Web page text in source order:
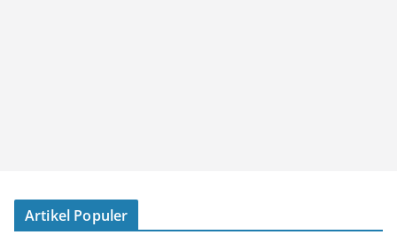
Artikel Populer